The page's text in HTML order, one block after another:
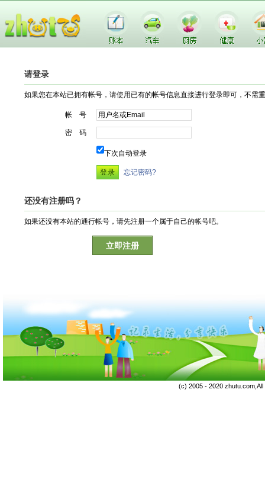
请登录
如果您在本站已拥有帐号，请使用已有的帐号信息直接进行登录即可，不需
帐 号
密 码
下次自动登录
忘记密码?
还没有注册吗？
如果还没有本站的通行帐号，请先注册一个属于自己的帐号吧。
立即注册
(c) 2005 - 2020